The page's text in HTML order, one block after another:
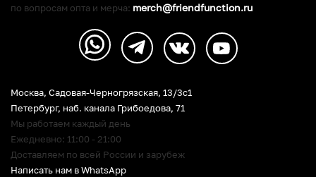
Москва, Садовая-Черногрязская, 13/3c1
Петербург, наб. канала Грибоедова, 71
Мы работаем каждый день
Ежедневно: 11:00 - 21:00
Доставляем по всей России и зарубеж
Написать нам в WhatsApp
по вопросам опта и мерча: merch@friendfunction.ru